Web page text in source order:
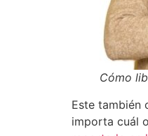
Cómo
Este también
importa cuál